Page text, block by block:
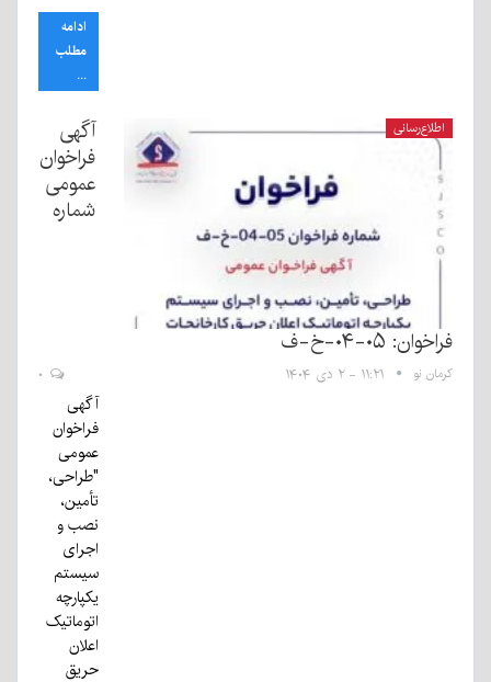
ادامه
مطلب
...
اطلاع‌رسانی
آگهی
فراخوان
عمومی
شماره
فراخوان: ۰۵-۰۴-خ-ف
کرمان نو ۱۱:۲۱ - ۲ دی ۱۴۰۴
آگهی
فراخوان
عمومی
"طراحی،
تأمین،
نصب و
اجرای
سیستم
یکپارچه
اتوماتیک
اعلان
حریق